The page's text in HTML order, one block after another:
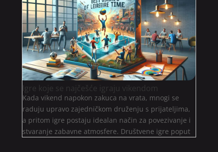
Igre koje se najčešće igraju vikendom
Kada vikend napokon zakuca na vrata, mnogi se
raduju upravo zajedničkom druženju s prijateljima,
a pritom igre postaju idealan način za povezivanje i
stvaranje zabavne atmosfere. Društvene igre poput